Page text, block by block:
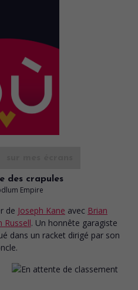
des crapules
Empire
de Joseph Kane avec Brian
Russell. Un honnête garagiste
dans un racket dirigé par son